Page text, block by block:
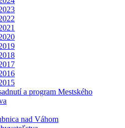
a program Mestského
nad Váhom